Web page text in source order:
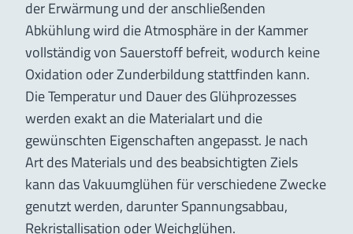
der Erwärmung und der anschließenden
Abkühlung wird die Atmosphäre in der Kammer
vollständig von Sauerstoff befreit, wodurch keine
Oxidation oder Zunderbildung stattfinden kann.
Die Temperatur und Dauer des Glühprozesses
werden exakt an die Materialart und die
gewünschten Eigenschaften angepasst. Je nach
Art des Materials und des beabsichtigten Ziels
kann das Vakuumglühen für verschiedene Zwecke
genutzt werden, darunter Spannungsabbau,
Rekristallisation oder Weichglühen.